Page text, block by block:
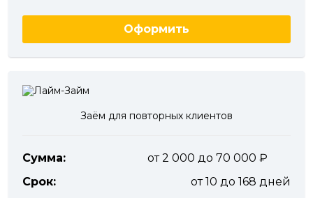
Оформить
Заём для повторных клиентов
Сумма:
от 2 000 до 70 000
Срок:
от 10 до 168 дней